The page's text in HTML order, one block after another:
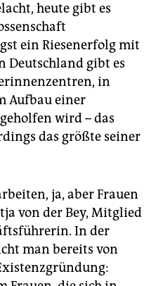
heute gibt es
ein Riesenerfolg mit
Deutschland gibt es
in
Aufbau einer
wird – das
das größte seiner
ja, aber Frauen
von der Bey, Mitglied
In der
man bereits von